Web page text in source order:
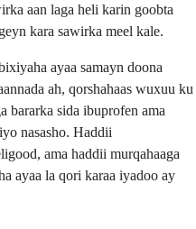
aan laga heli karin goobta
kara sawirka meel kale.
ayaa samayn doona
ah, qorshahaas wuxuu ku
bararka sida ibuprofen ama
nasasho. Haddii
ama haddii murqahaaga
ayaa la qori karaa iyadoo ay